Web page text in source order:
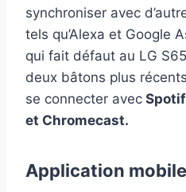
synchroniser avec
tels qu’Alexa et Google
qui fait défaut au LG
deux bâtons plus
se connecter avec
et Chromecast.
Application mobile